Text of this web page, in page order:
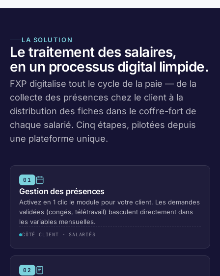
LA SOLUTION
Le traitement des salaires,
en un processus digital limpide.
FXP digitalise tout le cycle de la paie — de la
collecte des présences chez le client à la
distribution des fiches dans le coffre-fort de
chaque salarié. Cinq étapes, pilotées depuis
une plateforme unique.
01
Gestion des présences
Activez en 1 clic le module pour votre client. Les demandes
validées (congés, télétravail) basculent directement dans
les variables mensuelles.
CÔTÉ CLIENT · SALARIÉS
02